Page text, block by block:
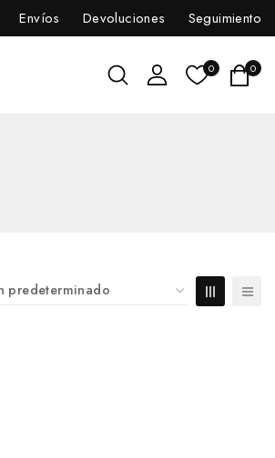
Envíos Devoluciones Seguimiento
0 0